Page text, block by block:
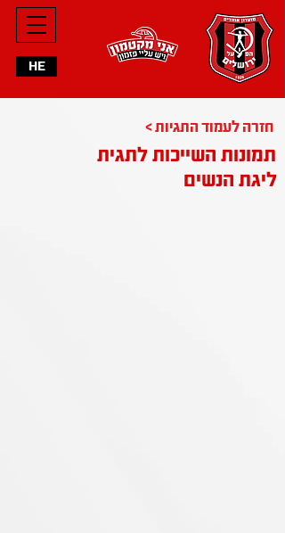
HE
< חזרה לעמוד התגיות
תמונות השייכות לתגית
ליגת הנשים